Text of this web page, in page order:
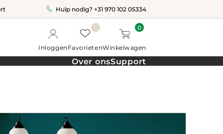
Hulp nodig? +31 970 102 05334
InloggenFavorieten
0
Winkelwagen
Over onsSupport